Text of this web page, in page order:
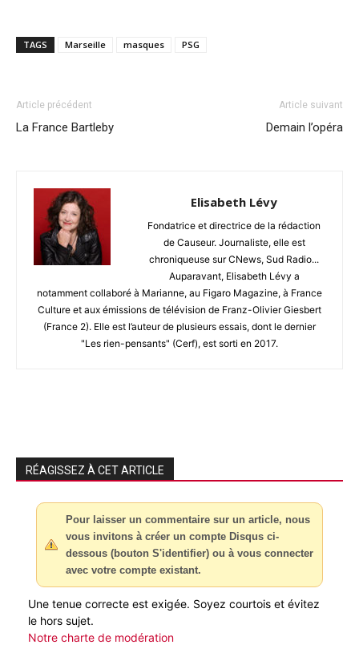
TAGS Marseille masques PSG
Article précédent
La France Bartleby
Article suivant
Demain l’opéra
Elisabeth Lévy
Fondatrice et directrice de la rédaction
de Causeur. Journaliste, elle est
chroniqueuse sur CNews, Sud Radio...
Auparavant, Elisabeth Lévy a
notamment collaboré à Marianne, au Figaro Magazine, à France
Culture et aux émissions de télévision de Franz-Olivier Giesbert
(France 2). Elle est l’auteur de plusieurs essais, dont le dernier
"Les rien-pensants" (Cerf), est sorti en 2017.
RÉAGISSEZ À CET ARTICLE
Pour laisser un commentaire sur un article, nous
vous invitons à créer un compte Disqus ci-
dessous (bouton S'identifier) ou à vous connecter
avec votre compte existant.
Une tenue correcte est exigée. Soyez courtois et évitez
le hors sujet.
Notre charte de modération